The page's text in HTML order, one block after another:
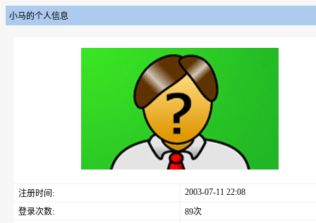
小马的个人信息
注册时间:
2003-07-11 22:08
登录次数:
89次